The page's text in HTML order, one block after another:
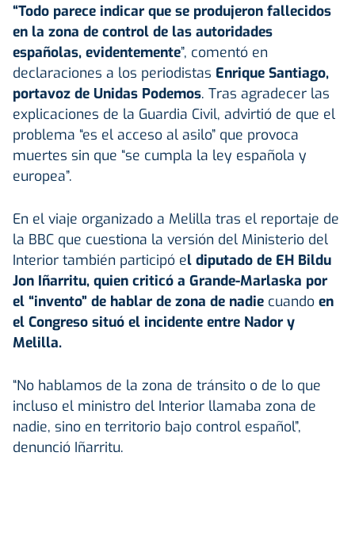
“Todo parece indicar que se produjeron fallecidos
en la zona de control de las autoridades
españolas, evidentemente”, comentó en
declaraciones a los periodistas Enrique Santiago,
portavoz de Unidas Podemos. Tras agradecer las
explicaciones de la Guardia Civil, advirtió de que el
problema “es el acceso al asilo” que provoca
muertes sin que “se cumpla la ley española y
europea”.
En el viaje organizado a Melilla tras el reportaje de
la BBC que cuestiona la versión del Ministerio del
Interior también participó el diputado de EH Bildu
Jon Iñarritu, quien criticó a Grande-Marlaska por
el “invento” de hablar de zona de nadie cuando en
el Congreso situó el incidente entre Nador y
Melilla.
“No hablamos de la zona de tránsito o de lo que
incluso el ministro del Interior llamaba zona de
nadie, sino en territorio bajo control español”,
denunció Iñarritu.